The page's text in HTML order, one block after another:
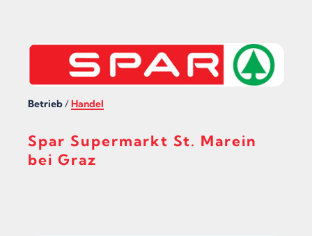
I
Betrieb/Handel
Spar Supermarkt St. Marein
bei Graz